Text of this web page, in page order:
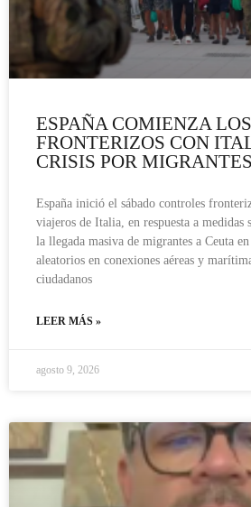
ESPAÑA COMIENZA
FRONTERIZOS CON
CRISIS POR MIGRANTES
España inició el sábado controles
viajeros de Italia, en respuesta a medidas
la llegada masiva de migrantes a Ceuta
aleatorios en conexiones aéreas y
ciudadanos
LEER MÁS »
agosto 9, 2026